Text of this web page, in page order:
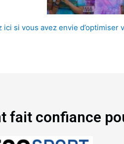
ici si vous avez envie d’optimiser
fait confiance